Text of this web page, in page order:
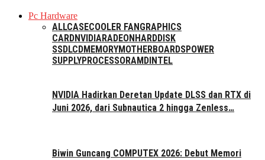
Pc Hardware
ALLCASECOOLER FAN GRAPHICS
CARDNVIDIARADEON HARDDISK
SSDLCDMEMORYMOTHERBOARDSPOWER
SUPPLYPROCESSORAMD INTEL
NVIDIA Hadirkan Deretan Update DLSS dan RTX di
Juni 2026, dari Subnautica 2 hingga Zenless…
Biwin Guncang COMPUTEX 2026: Debut Memori